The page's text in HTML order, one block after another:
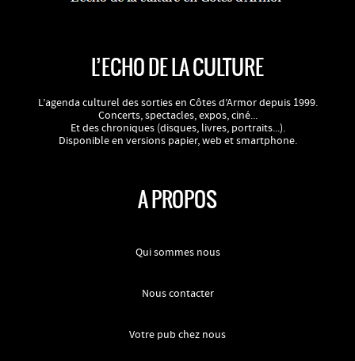
L’ECHO DE LA CULTURE
L’agenda culturel des sorties en Côtes d’Armor depuis 1999.
Concerts, spectacles, expos, ciné...
Et des chroniques (disques, livres, portraits...).
Disponible en versions papier, web et smartphone.
A PROPOS
Qui sommes nous
Nous contacter
Votre pub chez nous